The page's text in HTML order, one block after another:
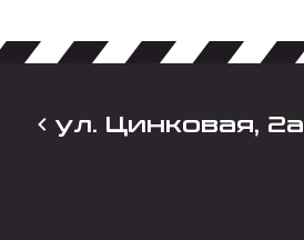
ул. Цинковая, 2а